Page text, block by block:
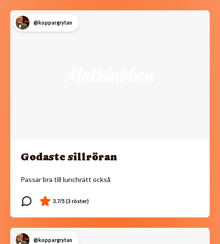
@koppargrytan
Godaste sillröran
Passar bra till lunchrätt också
@koppargrytan